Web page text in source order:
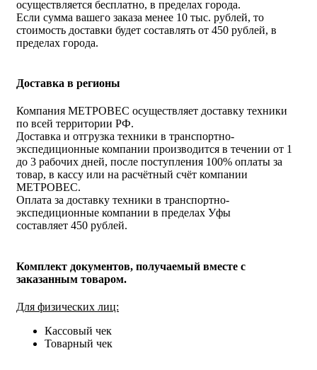
осуществляется бесплатно, в пределах города.
Если сумма вашего заказа менее 10 тыс. рублей, то
стоимость доставки будет составлять от 450 рублей, в
пределах города.
Доставка в регионы
Компания МЕТРОВЕС осуществляет доставку техники
по всей территории РФ.
Доставка и отгрузка техники в транспортно-
экспедиционные компании производится в течении от 1
до 3 рабочих дней, после поступления 100% оплаты за
товар, в кассу или на расчётный счёт компании
МЕТРОВЕС.
Оплата за доставку техники в транспортно-
экспедиционные компании в пределах Уфы
составляет 450 рублей.
Комплект документов, получаемый вместе с
заказанным товаром.
Для физических лиц:
Кассовый чек
Товарный чек